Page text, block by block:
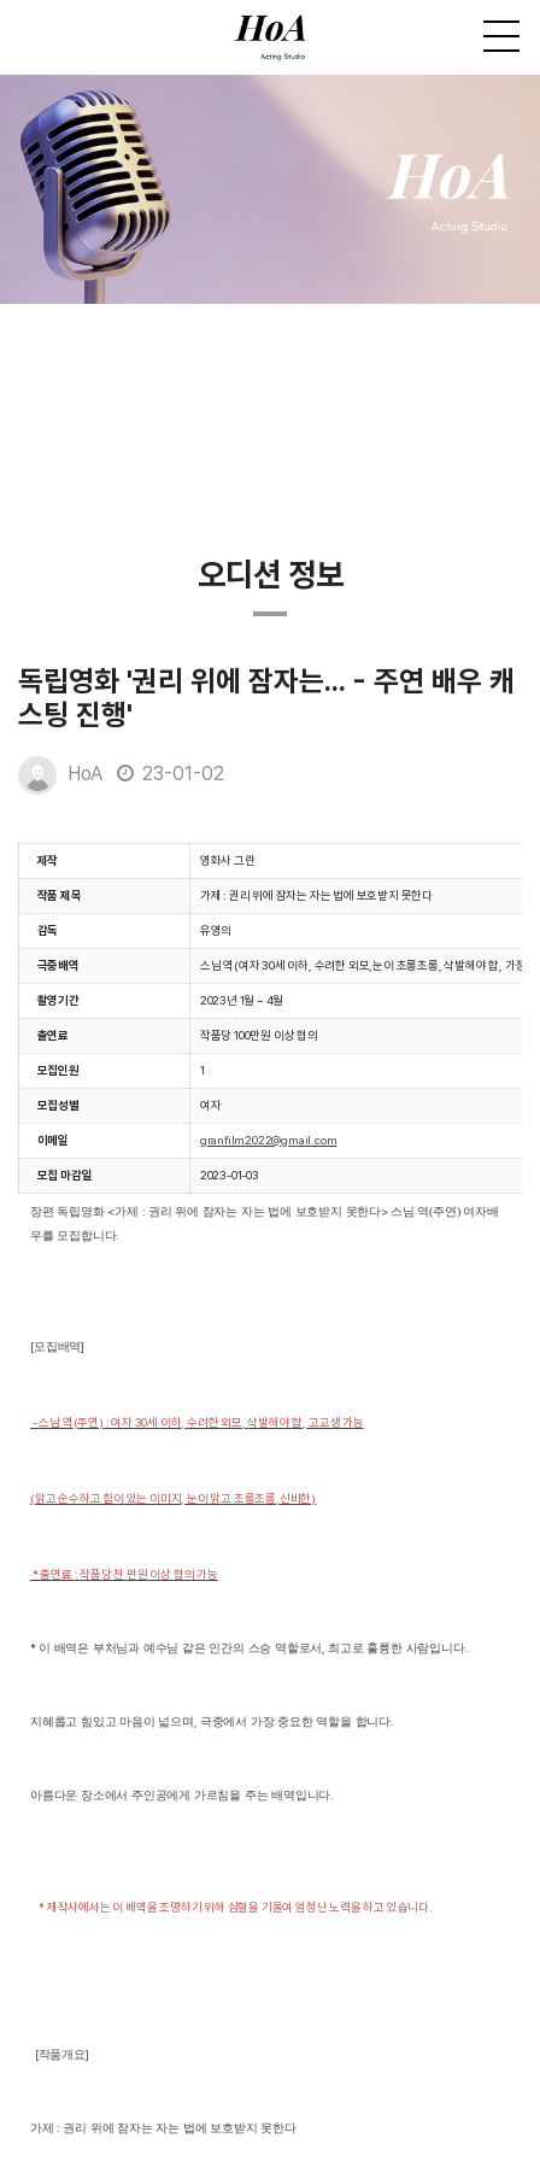
오디션 정보
독립영화 '권리 위에 잠자는... - 주연 배우 캐
스팅 진행'
HoA 23-01-02
본문
제작 영화사 그란
작품 제목 가제 : 권리 위에 잠자는 자는 법에 보호받지 못한다
감독 유영의
극중배역 스님 역(여자 30세 이하, 수려한 외모,눈이 초롱초롱, 삭발해야 함, 가장
촬영기간 2023년 1월 ~ 4월
출연료 작품당 100만원 이상 협의
모집인원 1
모집성별 여자
이메일 granfilm2022@gmail.com
모집 마감일 2023-01-03
장편 독립영화 <가제 : 권리 위에 잠자는 자는 법에 보호받지 못한다> 스님 역(주연) 여자배
우를 모집합니다.
[모집배역]
-스님 역 (주연 ) :여자30세 이하 ,수려한 외모 ,삭발해야 함 고교생 가능
(맑고 순수하고 힘이 있는 이미지 ,눈이 맑고 초롱초롱 신비한)
*출연료 :작품당 천 만원 이상 협의 가능
* 이 배역은 부처님과 예수님 같은 인간의 스승 역할로서 최고로 훌륭한 사람입니다.
지혜롭고 힘있고 마음이 넓으며 극중에서 가장 중요한 역할을 합니다
아름다운 장소에서 주인공에게 가르침을 주는 배역입니다
*제작사에서는 이 배역을 조명하기 위해 심혈을 기울여 엄청난 노력을 하고 있습니다
[작품개요]
가제: 권리 위에 잠자는 자는 법에 보호받지 못한다